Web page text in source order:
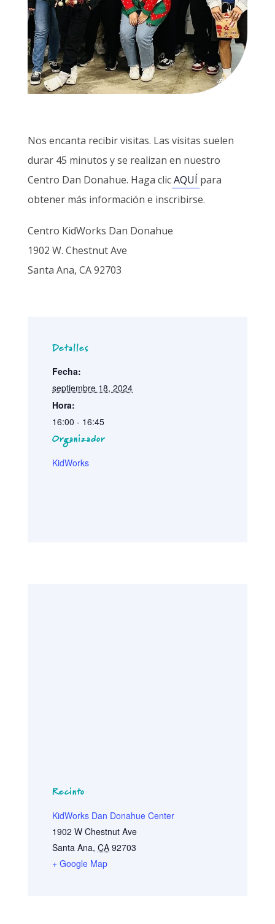
Nos encanta recibir visitas. Las visitas suelen
durar 45 minutos y se realizan en nuestro
Centro Dan Donahue. Haga clicAQUÍ para
obtener más información e inscribirse.
Centro KidWorks Dan Donahue
1902 W. Chestnut Ave
Santa Ana, CA 92703
Detalles
Fecha:
septiembre 18, 2024
Hora:
16:00 - 16:45
Organizador
KidWorks
Recinto
KidWorks Dan Donahue Center
1902 W Chestnut Ave
Santa Ana, CA 92703
+ Google Map